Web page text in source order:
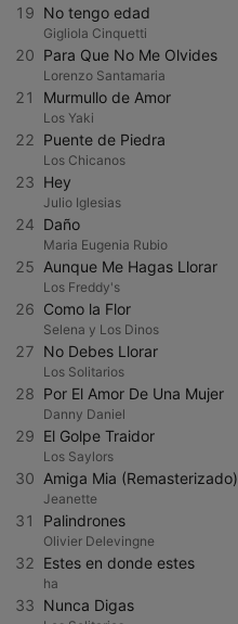
19 No tengo edad
Gigliola Cinquetti
20 Para Que No Me Olvides
Lorenzo Santamaria
21 Murmullo de Amor
Los Yaki
22 Puente de Piedra
Los Chicanos
23 Hey
Julio Iglesias
24 Daño
Maria Eugenia Rubio
25 Aunque Me Hagas Llorar
Los Freddy's
26 Como la Flor
Selena y Los Dinos
27 No Debes Llorar
Los Solitarios
28 Por El Amor De Una Mujer
Danny Daniel
29 El Golpe Traidor
Los Saylors
30 Amiga Mia (Remasterizado)
Jeanette
31 Palindrones
Olivier Delevingne
32 Estes en donde estes
ha
33 Nunca Digas